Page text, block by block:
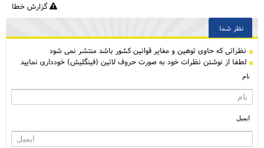
گزارش خطا
نظر شما
نظراتی كه حاوی توهین و مغایر قوانین کشور باشد منتشر نمی شود
لطفا از نوشتن نظرات خود به صورت حروف لاتین (فینگلیش) خودداری نمایید
نام
ایمیل